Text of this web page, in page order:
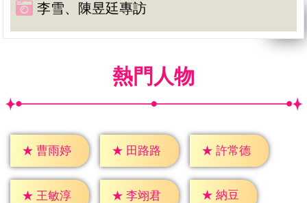
李雪、陳昱廷專訪
熱門人物
★ 曹雨婷 ★ 田路路 ★ 許常德
★ 王敏淳 ★ 李翊君 ★ 納豆